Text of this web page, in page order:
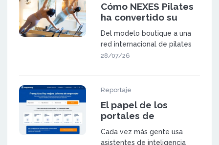
Cómo NEXES Pilates
ha convertido su
metodología en una
red de 23 centros en
España y Suiza
Del modelo boutique a una
red internacional de pilates
NEXES Pilates & Movement
28/07/26
Reportaje
El papel de los
portales de
franquicia en la
búsqueda
Cada vez más gente usa
asistentes de inteligencia